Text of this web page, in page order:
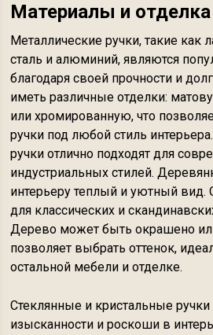
Материалы и отделка
Металлические ручки, такие как
сталь и алюминий, являются
благодаря своей прочности и
иметь различные отделки:
или хромированную, что
ручки под любой стиль
ручки отлично подходят для
индустриальных стилей.
интерьеру теплый и уютный вид.
для классических и
Дерево может быть окрашено
позволяет выбрать оттенок,
остальной мебели и отделке.
Стеклянные и кристальные
изысканности и роскоши в